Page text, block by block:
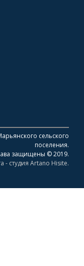
сельского
поселения.
защищены © 2019.
- студия Artano Hisite.